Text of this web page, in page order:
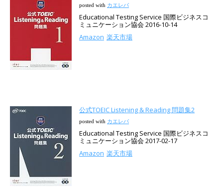
posted with カエレバ
Educational Testing Service 国際ビジネスコ
ミュニケーション協会 2016-10-14
Amazon 楽天市場
公式TOEIC Listening & Reading 問題集2
posted with カエレバ
Educational Testing Service 国際ビジネスコ
ミュニケーション協会 2017-02-17
Amazon 楽天市場